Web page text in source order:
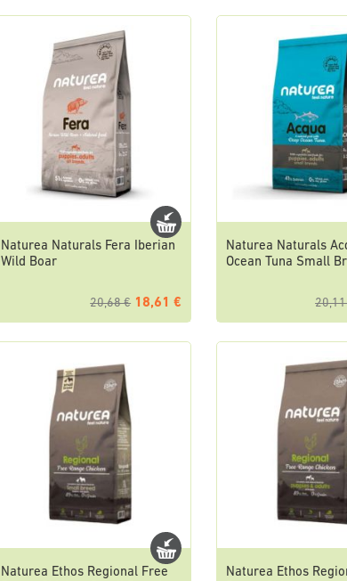
Naturea Naturals Fera Iberian
Wild Boar
20,68 € 18,61 €
Naturea Naturals
Ocean Tuna Small
Naturea Ethos Regional Free
Naturea Ethos